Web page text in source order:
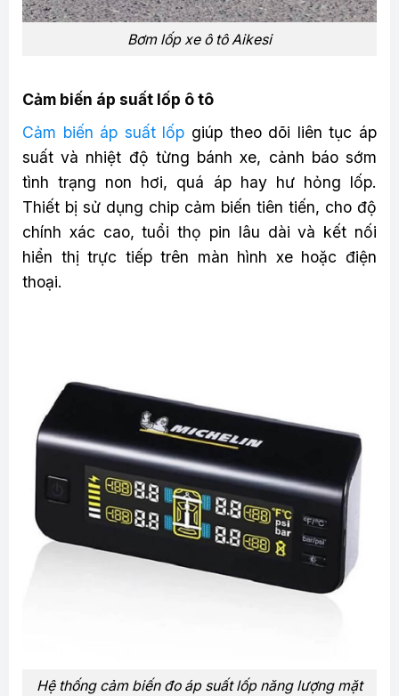
Bơm lốp xe ô tô Aikesi
Cảm biến áp suất lốp ô tô
Cảm biến áp suất lốp giúp theo dõi liên tục áp
suất và nhiệt độ từng bánh xe, cảnh báo sớm
tình trạng non hơi, quá áp hay hư hỏng lốp.
Thiết bị sử dụng chip cảm biến tiên tiến, cho độ
chính xác cao, tuổi thọ pin lâu dài và kết nối
hiển thị trực tiếp trên màn hình xe hoặc điện
thoại.
Hệ thống cảm biến đo áp suất lốp năng lượng mặt